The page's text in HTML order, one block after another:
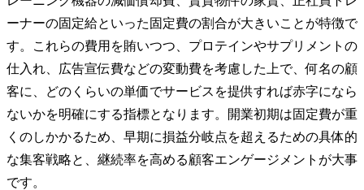
ーナーの固定給といった固定費の割合が大きいことが特徴で
す。これらの費用を賄いつつ、プロテインやサプリメントの
仕入れ、広告宣伝費などの変動費を考慮した上で、何名の顧
客に、どのくらいの単価でサービスを提供すれば赤字になら
ないかを明確にする指標となります。開業初期は固定費が重
くのしかかるため、早期に損益分岐点を超えるための具体的
な集客戦略と、継続率を高める顧客エンゲージメントが大事
です。